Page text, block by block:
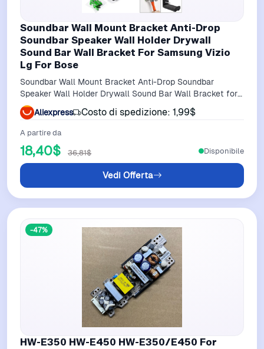
Soundbar Wall Mount Bracket Anti-Drop
Soundbar Speaker Wall Holder Drywall
Sound Bar Wall Bracket For Samsung Vizio
Lg For Bose
Soundbar Wall Mount Bracket Anti-Drop Soundbar
Speaker Wall Holder Drywall Sound Bar Wall Bracket for
Samsung Vizio LG for Bose
Aliexpress Costo di spedizione: 1,99$
A partire da
18,40$ 36,81$
Vedi Offerta
Disponibile
-47%
HW-E350 HW-E450 HW-E350/E450 For